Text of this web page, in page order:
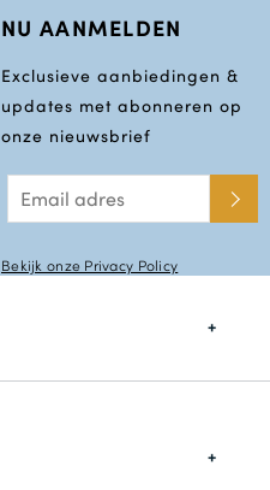
NU AANMELDEN
Exclusieve aanbiedingen &
updates met abonneren op
onze nieuwsbrief
Bekijk onze Privacy Policy